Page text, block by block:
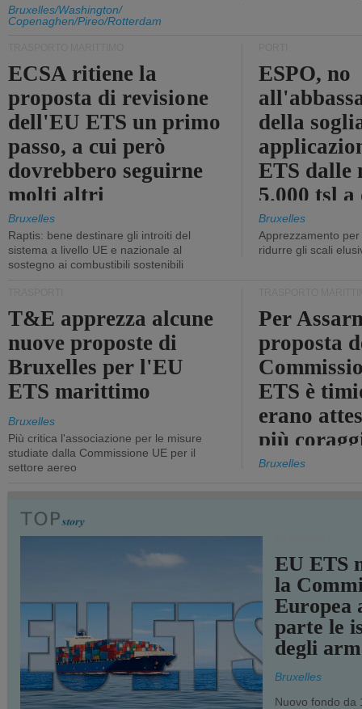
Bruxelles/Washington/
Copenaghen/Pireo/Rotterdam
ECSA ritiene la
proposta di revisione
dell'EU ETS un primo
passo, a cui però
dovrebbero seguirne
molti altri
Bruxelles
Raptis: bene destinare gli introiti del
sistema a livello UE e nazionale al
sostegno ai combustibili sostenibili
ESPO, no
della
ETS dalle
5.000 tsl
400 tsl
Bruxelles
Apprezzamento
ridurre gli scali
T&E apprezza alcune
nuove proposte di
Bruxelles per l'EU
ETS marittimo
Bruxelles
Più critica l'associazione per le misure
studiate dalla Commissione UE per il
settore aereo
Per
proposta
ETS è
erano
più
Bruxelles
EU ETS
la
Europea
parte le
degli
Bruxelles
Nuovo fondo da